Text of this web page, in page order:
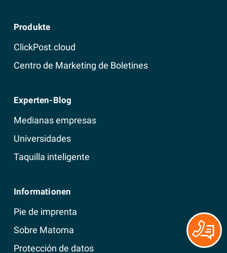
Produkte
ClickPost.cloud
Centro de Marketing de Boletines
Experten-Blog
Medianas empresas
Universidades
Taquilla inteligente
Informationen
Pie de imprenta
Sobre Matoma
Protección de datos